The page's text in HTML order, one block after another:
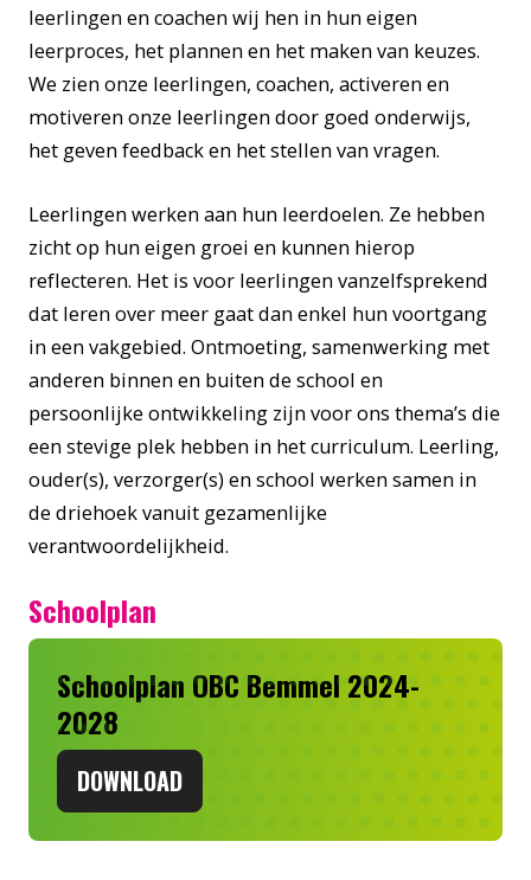
leerlingen en coachen wij hen in hun eigen
leerproces, het plannen en het maken van keuzes.
We zien onze leerlingen, coachen, activeren en
motiveren onze leerlingen door goed onderwijs,
het geven feedback en het stellen van vragen.
Leerlingen werken aan hun leerdoelen. Ze hebben
zicht op hun eigen groei en kunnen hierop
reflecteren. Het is voor leerlingen vanzelfsprekend
dat leren over meer gaat dan enkel hun voortgang
in een vakgebied. Ontmoeting, samenwerking met
anderen binnen en buiten de school en
persoonlijke ontwikkeling zijn voor ons thema’s die
een stevige plek hebben in het curriculum. Leerling,
ouder(s), verzorger(s) en school werken samen in
de driehoek vanuit gezamenlijke
verantwoordelijkheid.
Schoolplan
Schoolplan OBC Bemmel 2024-
2028
DOWNLOAD